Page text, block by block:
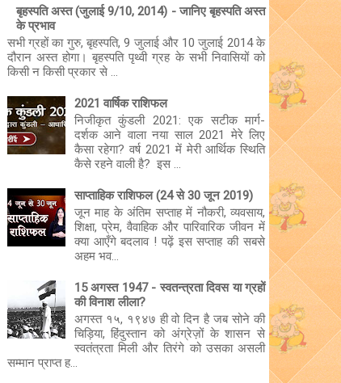
बृहस्पति अस्त (जुलाई 9/10, 2014) - जानिए बृहस्पति अस्त
के प्रभाव
सभी ग्रहों का गुरु, बृहस्पति, 9 जुलाई और 10 जुलाई 2014 के
दौरान अस्त होगा। बृहस्पति पृथ्वी ग्रह के सभी निवासियों को
किसी न किसी प्रकार से ...
2021 वार्षिक राशिफल
निजीकृत कुंडली 2021: एक सटीक मार्ग-
दर्शक आने वाला नया साल 2021 मेरे लिए
कैसा रहेगा? वर्ष 2021 में मेरी आर्थिक स्थिति
कैसे रहने वाली है? इस ...
साप्ताहिक राशिफल (24 से 30 जून 2019)
जून माह के अंतिम सप्ताह में नौकरी, व्यवसाय,
शिक्षा, प्रेम, वैवाहिक और पारिवारिक जीवन में
क्या आएँगे बदलाव ! पढ़ें इस सप्ताह की सबसे
अहम भव...
15 अगस्त 1947 - स्वतन्त्रता दिवस या ग्रहों
की विनाश लीला?
अगस्त १५, १९४७ ही वो दिन है जब सोने की
चिड़िया, हिंदुस्तान को अंग्रेज़ों के शासन से
स्वतंत्रता मिली और तिरंगे को उसका असली
सम्मान प्राप्त ह...